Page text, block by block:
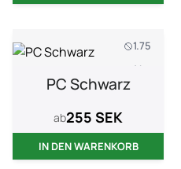
1.75
1 kg
PC Schwarz
ab255 SEK
IN DEN WARENKORB